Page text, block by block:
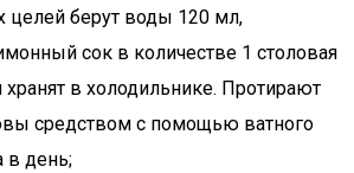
целей берут воды 120 мл,
сок в количестве 1 столовая
в холодильнике. Протирают
средством с помощью ватного
в день;